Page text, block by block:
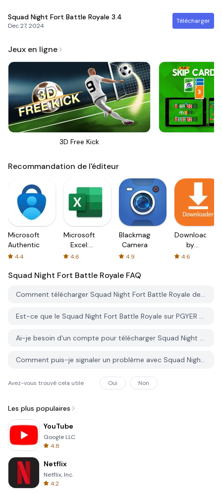
Squad Night Fort Battle Royale 3.4
Dec 27, 2024
Télécharger
Jeux en ligne
3D Free Kick
Recommandation de l'éditeur
Microsoft
Authenticator
4.4
Microsoft
Excel:
Spreadsheets
4.6
Blackmagic
Camera
4.9
Downloader
by
AFTVnews
4.6
Squad Night Fort Battle Royale FAQ
Comment télécharger Squad Night Fort Battle Royale depuis PGYER APK HUB?
Est-ce que le Squad Night Fort Battle Royale sur PGYER APK HUB est gratuit?
Ai-je besoin d'un compte pour télécharger Squad Night Fort Battle Royale depuis PGYER APK HUB?
Comment puis-je signaler un problème avec Squad Night Fort Battle Royale sur PGYER APK HUB?
Avez-vous trouvé cela utile Oui Non
Les plus populaires
YouTube
Google LLC
4.8
Netflix
Netflix, Inc.
4.2